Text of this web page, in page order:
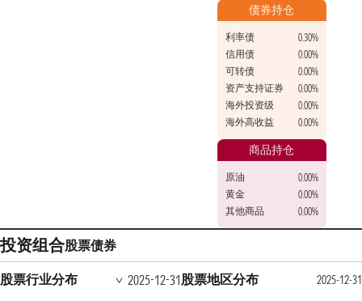
债券持仓
利率债
0.30%
信用债
0.00%
可转债
0.00%
资产支持证券
0.00%
海外投资级
0.00%
海外高收益
0.00%
商品持仓
原油
0.00%
黄金
0.00%
其他商品
0.00%
投资组合股票债券
股票行业分布 2025-12-31股票地区分布
2025-12-31